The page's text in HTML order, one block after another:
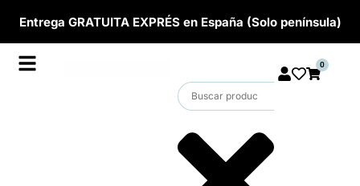
Entrega GRATUITA EXPRÉS en España (Solo península)
0